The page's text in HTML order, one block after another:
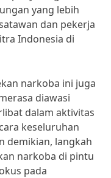
yang lebih
dan pekerja
Indonesia di
narkoba ini juga
diawasi
dalam aktivitas
keseluruhan
demikian, langkah
narkoba di pintu
pada